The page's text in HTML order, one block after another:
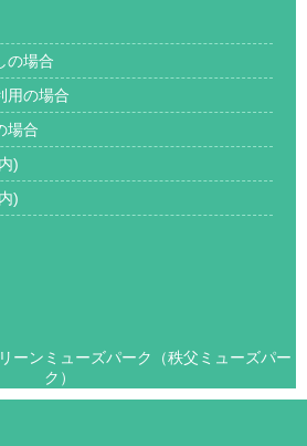
の場合
の場合
場合
)
)
ーンミューズパーク（秩父ミューズパー
ク）